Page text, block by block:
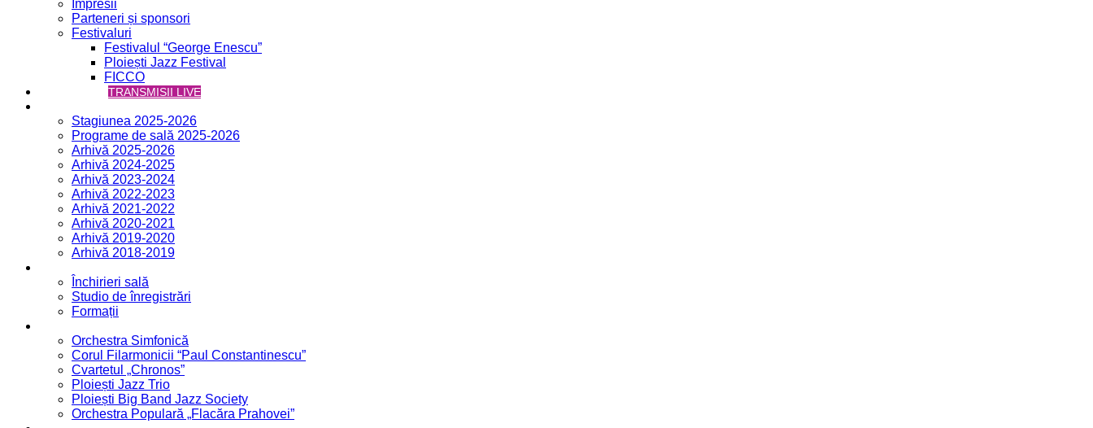
Impresii
Parteneri și sponsori
Festivaluri
Festivalul “George Enescu”
Ploiești Jazz Festival
FICCO
TRANSMISII LIVE
Stagiunea 2025-2026
Programe de sală 2025-2026
Arhivă 2025-2026
Arhivă 2024-2025
Arhivă 2023-2024
Arhivă 2022-2023
Arhivă 2021-2022
Arhivă 2020-2021
Arhivă 2019-2020
Arhivă 2018-2019
Închirieri sală
Studio de înregistrări
Formații
Orchestra Simfonică
Corul Filarmonicii “Paul Constantinescu”
Cvartetul „Chronos”
Ploiești Jazz Trio
Ploiești Big Band Jazz Society
Orchestra Populară „Flacăra Prahovei”